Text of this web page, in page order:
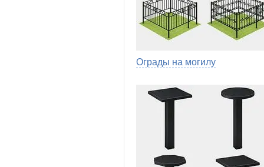
Ограды на могилу